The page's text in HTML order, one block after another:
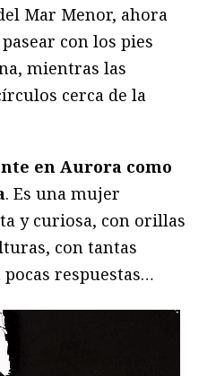
Mar Menor, ahora
con los pies
mientras las
cerca de la
en Aurora como
. Es una mujer
y curiosa, con orillas
con tantas
respuestas…